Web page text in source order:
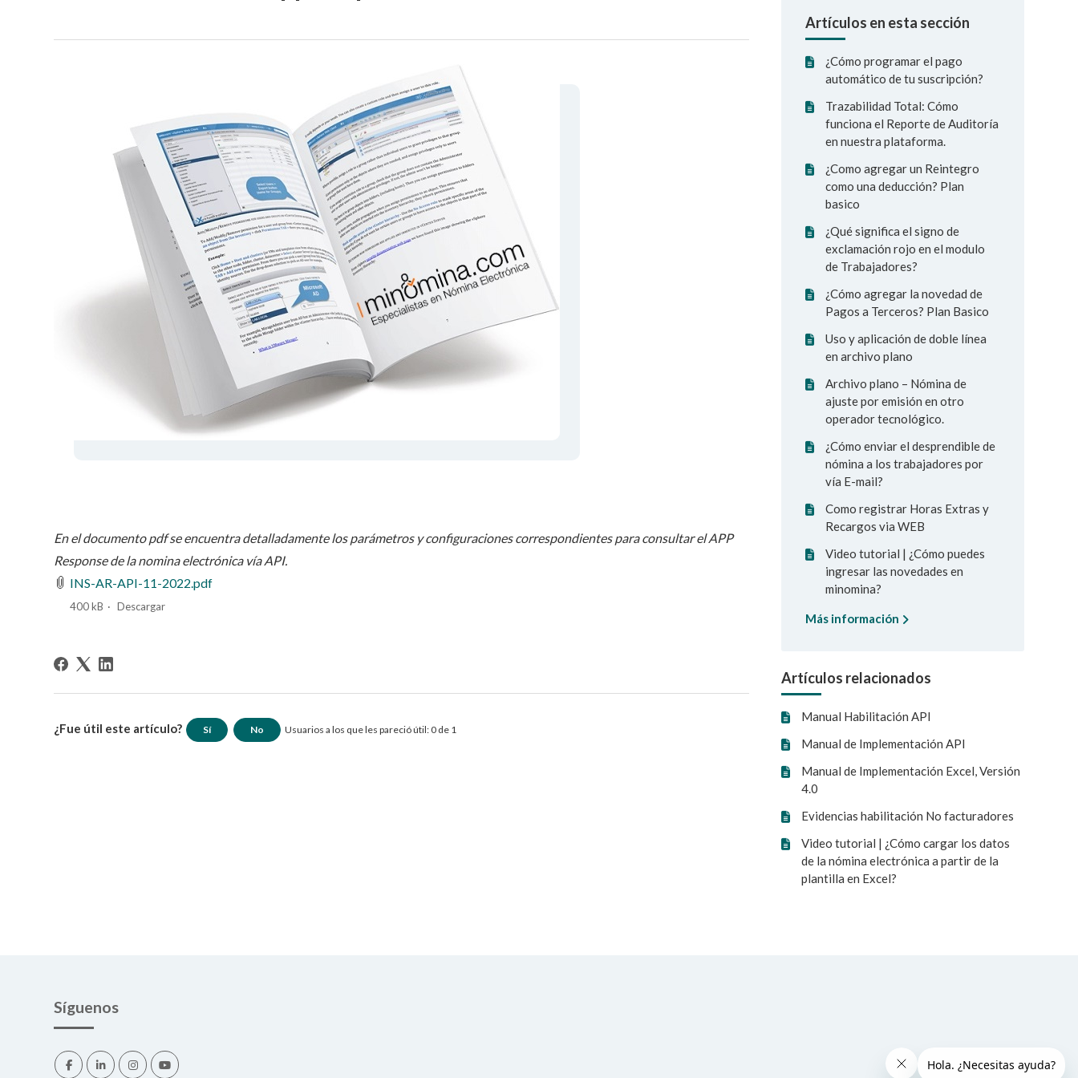
Artículos en esta sección
¿Cómo programar el pago
automático de tu suscripción?
Trazabilidad Total: Cómo
funciona el Reporte de Auditoría
en nuestra plataforma.
¿Como agregar un Reintegro
como una deducción? Plan
basico
¿Qué significa el signo de
exclamación rojo en el modulo
de Trabajadores?
¿Cómo agregar la novedad de
Pagos a Terceros? Plan Basico
Uso y aplicación de doble línea
en archivo plano
Archivo plano – Nómina de
ajuste por emisión en otro
operador tecnológico.
¿Cómo enviar el desprendible de
nómina a los trabajadores por
vía E-mail?
Como registrar Horas Extras y
Recargos via WEB
Video tutorial | ¿Cómo puedes
ingresar las novedades en
minomina?
Más información
Artículos relacionados
Manual Habilitación API
Manual de Implementación API
Manual de Implementación Excel, Versión
4.0
Evidencias habilitación No facturadores
Video tutorial | ¿Cómo cargar los datos
de la nómina electrónica a partir de la
plantilla en Excel?
En el documento pdf se encuentra detalladamente los parámetros y configuraciones correspondientes para consultar el APP
Response de la nomina electrónica vía API.
INS-AR-API-11-2022.pdf
400 kB Descargar
¿Fue útil este artículo? Sí No Usuarios a los que les pareció útil: 0 de 1
Síguenos